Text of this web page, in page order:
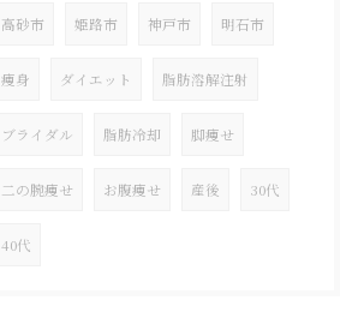
高砂市 姫路市 神戸市 明石市
痩身 ダイエット 脂肪溶解注射
ブライダル 脂肪冷却 脚痩せ
二の腕痩せ お腹痩せ 産後 30代
40代